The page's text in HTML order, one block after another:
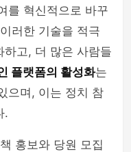
를 혁신적으로 바꾸
러한 기술을 적극
하고, 더 많은 사람들
플랫폼의 활성화는
으며, 이는 정치 참
.
홍보와 당원 모집